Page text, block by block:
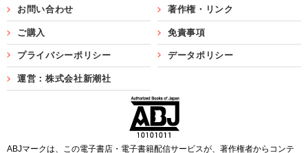
お問い合わせ 著作権・リンク
ご購入 免責事項
プライバシーポリシー データポリシー
運営：株式会社新潮社
ABJマークは、この電子書店・電子書籍配信サービスが、著作権者からコンテ